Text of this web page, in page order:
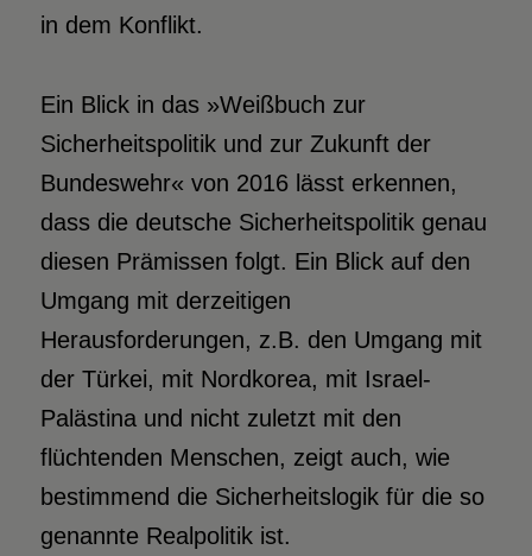
in dem Konflikt.
Ein Blick in das »Weißbuch zur
Sicherheitspolitik und zur Zukunft der
Bundeswehr« von 2016 lässt erkennen,
dass die deutsche Sicherheitspolitik genau
diesen Prämissen folgt. Ein Blick auf den
Umgang mit derzeitigen
Herausforderungen, z.B. den Umgang mit
der Türkei, mit Nordkorea, mit Israel-
Palästina und nicht zuletzt mit den
flüchtenden Menschen, zeigt auch, wie
bestimmend die Sicherheitslogik für die so
genannte Realpolitik ist.